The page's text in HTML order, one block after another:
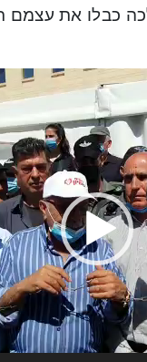
כבלו את עצמם